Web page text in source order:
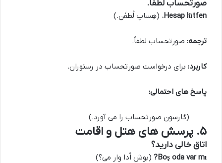
صورتحساب لطفاً.
Hesap lütfen. (هِساپ لُطفَن.)
ترجمه: صورتحساب لطفاً.
کاربرد: برای درخواست صورتحساب در رستوران.
پاسخ های احتمالی:
(گارسون صورتحساب را می آورد.)
۵. پرسش های هتل و اقامت
اتاق خالی دارید؟
Boş oda var mı? (بوش اُدا وار می؟)